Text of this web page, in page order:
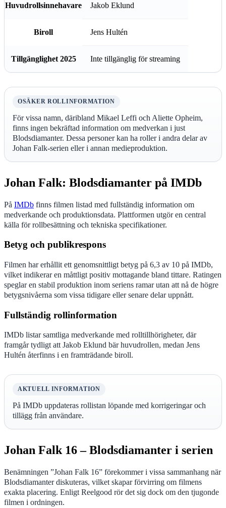
Huvudrollsinnehavare Jakob Eklund
Biroll Jens Hultén
Tillgänglighet 2025 Inte tillgänglig för streaming
OSÄKER ROLLINFORMATION
För vissa namn, däribland Mikael Leffi och Aliette Opheim,
finns ingen bekräftad information om medverkan i just
Blodsdiamanter. Dessa personer kan ha roller i andra delar av
Johan Falk-serien eller i annan medieproduktion.
Johan Falk: Blodsdiamanter på IMDb
På IMDb finns filmen listad med fullständig information om
medverkande och produktionsdata. Plattformen utgör en central
källa för rollbesättning och tekniska specifikationer.
Betyg och publikrespons
Filmen har erhållit ett genomsnittligt betyg på 6,3 av 10 på IMDb,
vilket indikerar en måttligt positiv mottagande bland tittare. Ratingen
speglar en stabil produktion inom seriens ramar utan att nå de högre
betygsnivåerna som vissa tidigare eller senare delar uppnått.
Fullständig rollinformation
IMDb listar samtliga medverkande med rolltillhörigheter, där
framgår tydligt att Jakob Eklund bär huvudrollen, medan Jens
Hultén återfinns i en framträdande biroll.
AKTUELL INFORMATION
På IMDb uppdateras rollistan löpande med korrigeringar och
tillägg från användare.
Johan Falk 16 – Blodsdiamanter i serien
Benämningen ”Johan Falk 16” förekommer i vissa sammanhang när
Blodsdiamanter diskuteras, vilket skapar förvirring om filmens
exakta placering. Enligt Reelgood rör det sig dock om den tjugonde
filmen i ordningen.